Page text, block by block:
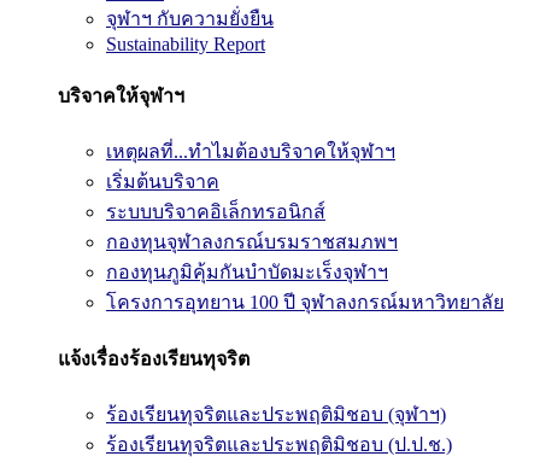
จุฬาฯ กับความยั่งยืน
Sustainability Report
บริจาคให้จุฬาฯ
เหตุผลที่...ทำไมต้องบริจาคให้จุฬาฯ
เริ่มต้นบริจาค
ระบบบริจาคอิเล็กทรอนิกส์
กองทุนจุฬาลงกรณ์บรมราชสมภพฯ
กองทุนภูมิคุ้มกันบำบัดมะเร็งจุฬาฯ
โครงการอุทยาน 100 ปี จุฬาลงกรณ์มหาวิทยาลัย
แจ้งเรื่องร้องเรียนทุจริต
ร้องเรียนทุจริตและประพฤติมิชอบ (จุฬาฯ)
ร้องเรียนทุจริตและประพฤติมิชอบ (ป.ป.ช.)